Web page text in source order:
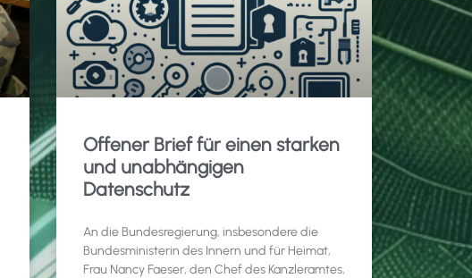
Offener Brief für einen starken
und unabhängigen
Datenschutz
An die Bundesregierung, insbesondere die
Bundesministerin des Innern und für Heimat,
Frau Nancy Faeser, den Chef des Kanzleramtes,